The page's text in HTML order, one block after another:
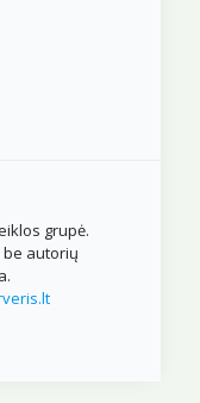
grupė.
autorių